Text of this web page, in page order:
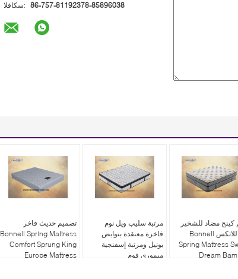
الفاكس: 86-757-81192378-85896038
تصميم حديث فاخر
Bonnell Spring Mattress
Comfort Sprung King
Europe Mattress
مرتبة سليب ويل نوم
فاخرة معنقدة بنوابض
بونيل ومرتبة إسفنجية
ميموري فوم
مضاد للشخير
من اللاتكس Bonnell
Spring Mattress
Dream